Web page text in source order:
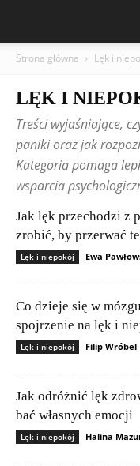
Strona główna Lęk i
LĘK I
Treści wyjaśniające,
paniki oraz jak
Kategoria pomaga
wsparcia
Jak lęk przechodzi z
zrobić, by przerwać
Lęk i niepokój Ewa
Co dzieje się w
spojrzenie na lęk i
Lęk i niepokój Filip Wróbel
Jak odróżnić lęk
bać własnych emocji
Lęk i niepokój Halina